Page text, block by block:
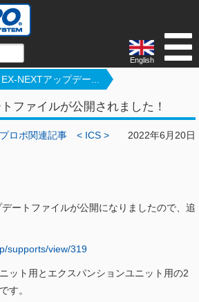
English
EX-NEXTアップデー...
ファイルが公開されました！
2022年6月20日
プロポ関連記事 < ICS >
ートファイルが公開になりましたので、追
supports/view/319
ット用とエクスパンションユニット用の2
す。